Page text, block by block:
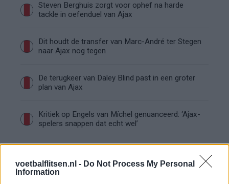
voetbalflitsen.nl - Do Not Process My Personal
Information
Steven Berghuis zorgt voor ophef na harde
tackle in oefenduel van Ajax
Dit houdt de transfer van Marc-André ter Stegen
naar Ajax nog tegen
De terugkeer van Daley Blind past in een groter
plan van Ajax
Kritiek op Engels van Míchel genuanceerd: ‘Ajax-
spelers snappen dat echt wel’
Gloukh krijgt standje en Ceballos wordt gebeld